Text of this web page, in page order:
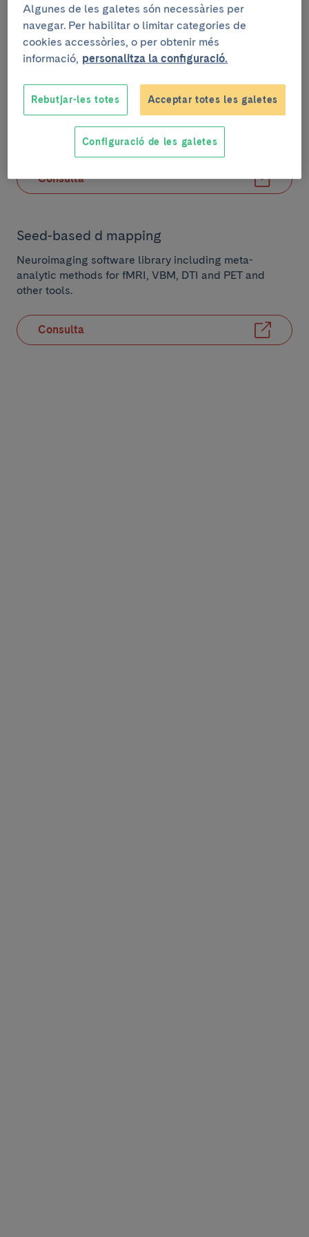
Consulta
MetaNSUE
Meta-analytic method that allows an unbiased
inclusion of studies with non-statistically significant
unreported effects (NSUEs).
Consulta
Seed-based d mapping
Neuroimaging software library including meta-
analytic methods for fMRI, VBM, DTI and PET and
other tools.
Consulta
Algunes de les galetes són necessàries per
navegar. Per habilitar o limitar categories de
cookies accessòries, o per obtenir més
informació, personalitza la configuració.
Rebutjar-les totes Acceptar totes les galetes
Configuració de les galetes